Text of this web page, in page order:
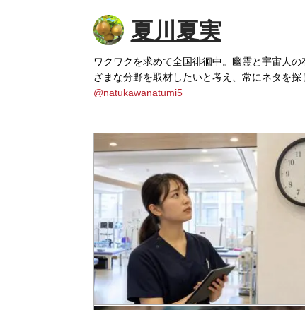
夏川夏実
ワクワクを求めて全国徘徊中。幽霊と宇宙人
ざまな分野を取材したいと考え、常にネタを
@natukawanatumi5